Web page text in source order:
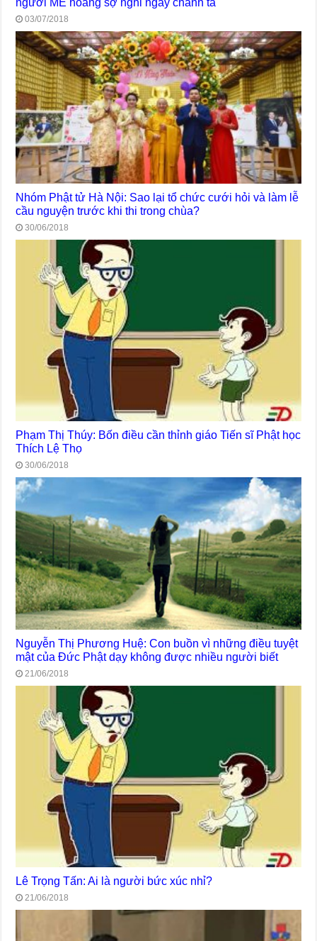
03/07/2018
Nhóm Phật tử Hà Nội: Sao lại tổ chức cưới hỏi và làm lễ
cầu nguyện trước khi thi trong chùa?
30/06/2018
Phạm Thị Thúy: Bốn điều cần thỉnh giáo Tiến sĩ Phật học
Thích Lệ Thọ
30/06/2018
Nguyễn Thị Phương Huệ: Con buồn vì những điều tuyệt
mật của Đức Phật dạy không được nhiều người biết
21/06/2018
Lê Trọng Tấn: Ai là người bức xúc nhỉ?
21/06/2018